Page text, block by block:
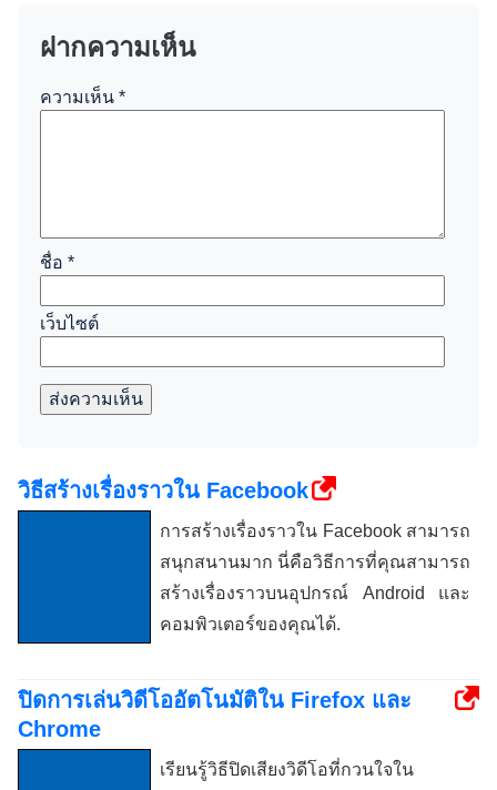
ฝากความเห็น
ความเห็น *
ชื่อ *
เว็บไซต์
ส่งความเห็น
วิธีสร้างเรื่องราวใน Facebook
การสร้างเรื่องราวใน Facebook สามารถ
สนุกสนานมาก นี่คือวิธีการที่คุณสามารถ
สร้างเรื่องราวบนอุปกรณ์ Android และ
คอมพิวเตอร์ของคุณได้.
ปิดการเล่นวิดีโออัตโนมัติใน Firefox และ
Chrome
เรียนรู้วิธีปิดเสียงวิดีโอที่กวนใจใน